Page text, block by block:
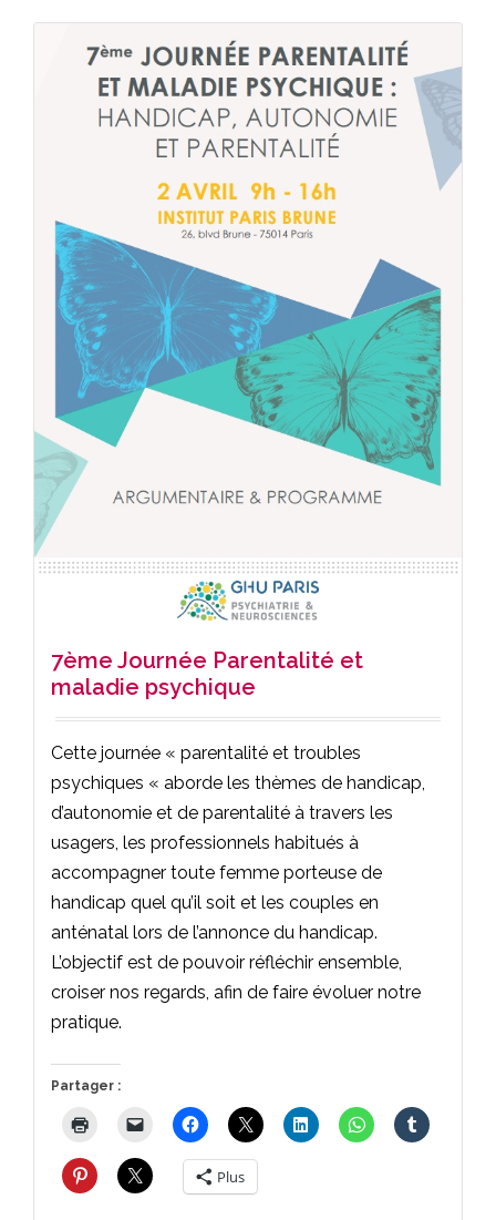
7ème Journée Parentalité et
maladie psychique
Cette journée « parentalité et troubles
psychiques « aborde les thèmes de handicap,
d’autonomie et de parentalité à travers les
usagers, les professionnels habitués à
accompagner toute femme porteuse de
handicap quel qu’il soit et les couples en
anténatal lors de l’annonce du handicap.
L’objectif est de pouvoir réfléchir ensemble,
croiser nos regards, afin de faire évoluer notre
pratique.
Partager :
Plus